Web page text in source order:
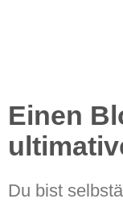
Einen
Du bist